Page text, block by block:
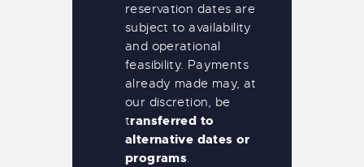
reservation dates are
subject to availability
and operational
feasibility. Payments
already made may, at
our discretion, be
transferred to
alternative dates or
programs